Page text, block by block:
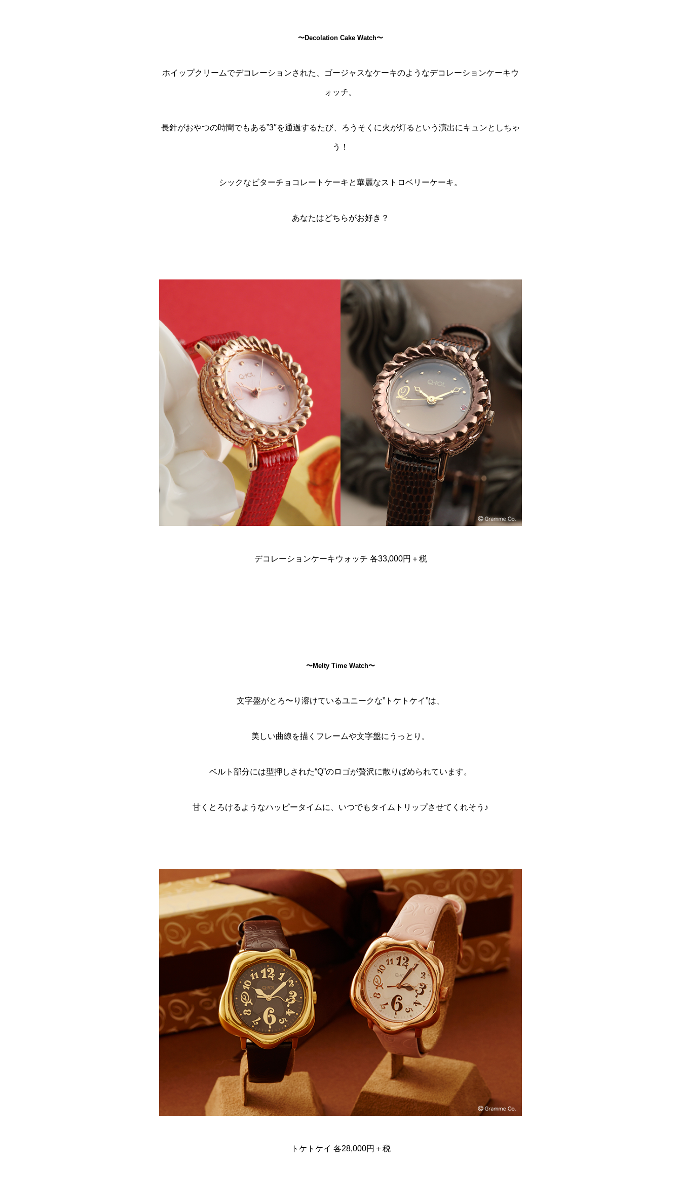
〜Decolation Cake Watch〜
ホイップクリームでデコレーションされた、ゴージャスなケーキのようなデコレーションケーキウ
ォッチ。
長針がおやつの時間でもある”3″を通過するたび、ろうそくに火が灯るという演出にキュンとしちゃ
う！
シックなビターチョコレートケーキと華麗なストロベリーケーキ。
あなたはどちらがお好き？
デコレーションケーキウォッチ 各33,000円＋税
〜Melty Time Watch〜
文字盤がとろ〜り溶けているユニークな”トケトケイ”は、
美しい曲線を描くフレームや文字盤にうっとり。
ベルト部分には型押しされた“Q”のロゴが贅沢に散りばめられています。
甘くとろけるようなハッピータイムに、いつでもタイムトリップさせてくれそう♪
トケトケイ 各28,000円＋税